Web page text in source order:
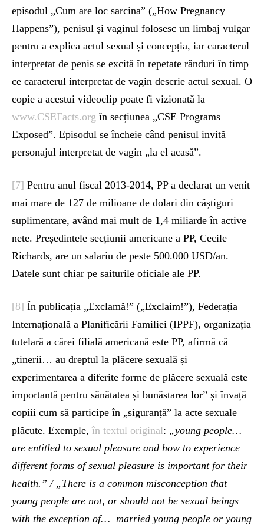
episodul „Cum are loc sarcina” („How Pregnancy
Happens”), penisul și vaginul folosesc un limbaj vulgar
pentru a explica actul sexual și concepția, iar caracterul
interpretat de penis se excită în repetate rânduri în timp
ce caracterul interpretat de vagin descrie actul sexual. O
copie a acestui videoclip poate fi vizionată la
www.CSEFacts.org în secțiunea „CSE Programs
Exposed”. Episodul se încheie când penisul invită
personajul interpretat de vagin „la el acasă”.
[7] Pentru anul fiscal 2013-2014, PP a declarat un venit
mai mare de 127 de milioane de dolari din câștiguri
suplimentare, având mai mult de 1,4 miliarde în active
nete. Președintele secțiunii americane a PP, Cecile
Richards, are un salariu de peste 500.000 USD/an.
Datele sunt chiar pe saiturile oficiale ale PP.
[8] În publicația „Exclamă!” („Exclaim!”), Federația
Internațională a Planificării Familiei (IPPF), organizația
tutelară a cărei filială americană este PP, afirmă că
„tinerii… au dreptul la plăcere sexuală și
experimentarea a diferite forme de plăcere sexuală este
importantă pentru sănătatea și bunăstarea lor” și învață
copiii cum să participe în „siguranță” la acte sexuale
plăcute. Exemple, în textul original: „young people…
are entitled to sexual pleasure and how to experience
different forms of sexual pleasure is important for their
health.” / „There is a common misconception that
young people are not, or should not be sexual beings
with the exception of… married young people or young